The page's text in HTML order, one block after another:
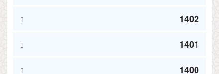
1402
1401
1400